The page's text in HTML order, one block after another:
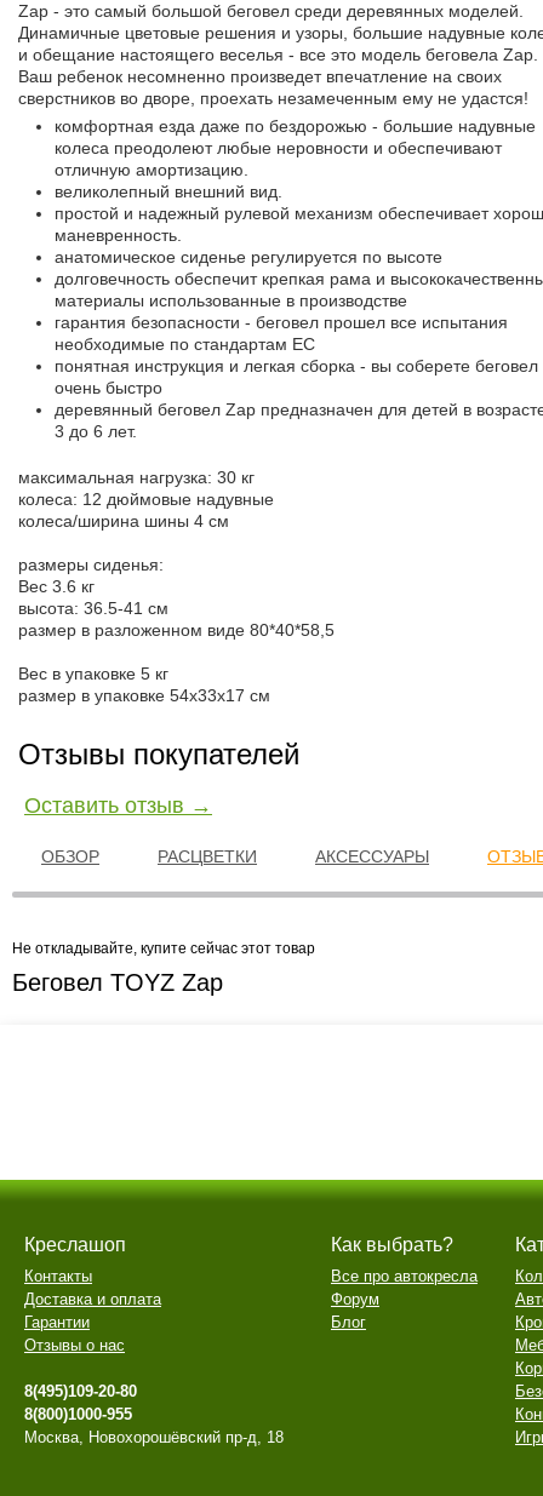
Zap - это самый большой беговел среди деревянных моделей.
Динамичные цветовые решения и узоры, большие надувные
и обещание настоящего веселья - все это модель беговела Zap.
Ваш ребенок несомненно произведет впечатление на своих
сверстников во дворе, проехать незамеченным ему не удастся!
комфортная езда даже по бездорожью - большие надувные
колеса преодолеют любые неровности и обеспечивают
отличную амортизацию.
великолепный внешний вид.
простой и надежный рулевой механизм обеспечивает
маневренность.
анатомическое сиденье регулируется по высоте
долговечность обеспечит крепкая рама и
материалы использованные в производстве
гарантия безопасности - беговел прошел все испытания
необходимые по стандартам ЕС
понятная инструкция и легкая сборка - вы соберете беговел
очень быстро
деревянный беговел Zap предназначен для детей в
3 до 6 лет.
максимальная нагрузка: 30 кг
колеса: 12 дюймовые надувные
колеса/ширина шины 4 см
размеры сиденья:
Вес 3.6 кг
высота: 36.5-41 см
размер в разложенном виде 80*40*58,5
Вес в упаковке 5 кг
размер в упаковке 54x33x17 см
Отзывы покупателей
Оставить отзыв →
ОБЗОР РАСЦВЕТКИ АКСЕССУАРЫ
Не откладывайте, купите сейчас этот товар
Беговел TOYZ Zap
Креслашоп
Контакты
Доставка и оплата
Гарантии
Отзывы о нас
8(495)109-20-80
8(800)1000-955
Москва, Новохорошёвский пр-д, 18
Как выбрать?
Все про автокресла
Форум
Блог